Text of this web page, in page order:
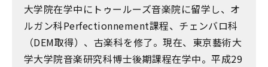
大学院在学中にトゥールーズ音楽院に留学し、オ
ルガン科Perfectionnement課程、チェンバロ科
（DEM取得）、古楽科を修了。現在、東京藝術大
学大学院音楽研究科博士後期課程在学中。平成29